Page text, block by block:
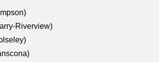
Riverview)